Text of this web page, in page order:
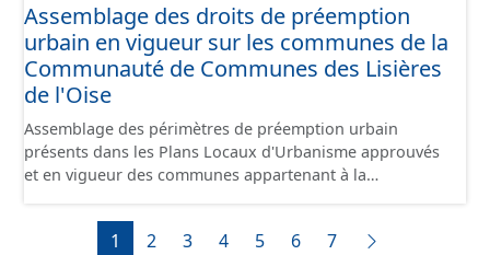
tonnes de marchandises, soit l'équivalent de 220
camions. Il reliera l’Oise au canal Dunkerque-Escaut, de
Compiègne à Aubencheul-au-Bac (près de Cambrai).
Assemblage des droits de préemption
urbain en vigueur sur les communes de la
Communauté de Communes des Lisières
de l'Oise
Assemblage des périmètres de préemption urbain
présents dans les Plans Locaux d'Urbanisme approuvés
et en vigueur des communes appartenant à la
Cette donnée a été numérisé conformément aux
prescriptions nationales du CNIG. Malgré l'attention
1 2 3 4 5 6 7